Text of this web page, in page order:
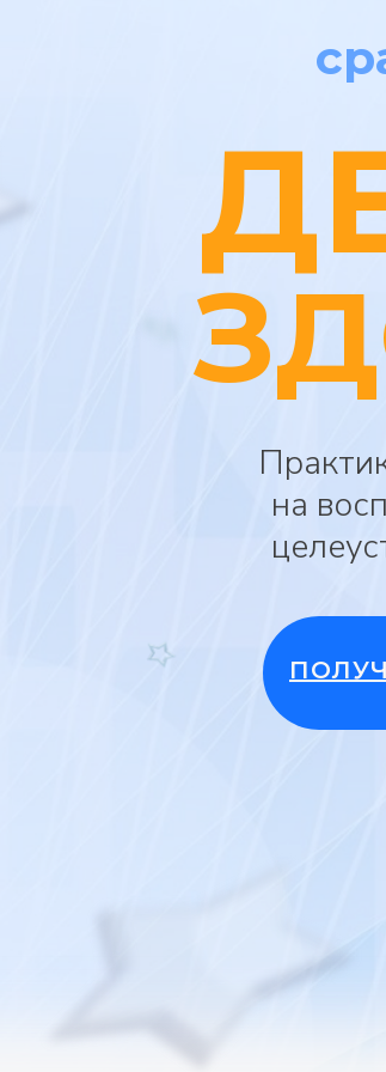
на